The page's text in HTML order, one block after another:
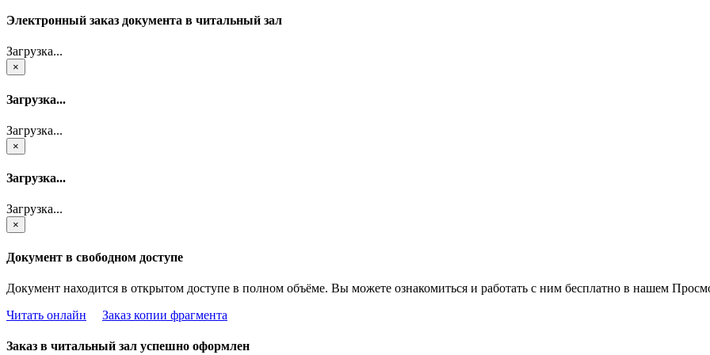
Электронный заказ документа в читальный зал
Загрузка...
×
Загрузка...
Загрузка...
×
Загрузка...
Загрузка...
×
Документ в свободном доступе
Документ находится в открытом доступе в полном объёме. Вы можете ознакомиться и работать с ним бесплатно в нашем
Читать онлайн
Заказ копии фрагмента
Заказ в читальный зал успешно оформлен